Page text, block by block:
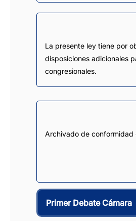
La presente ley tiene por
disposiciones adicionales
congresionales.
Archivado de conformidad
Primer Debate Cámara